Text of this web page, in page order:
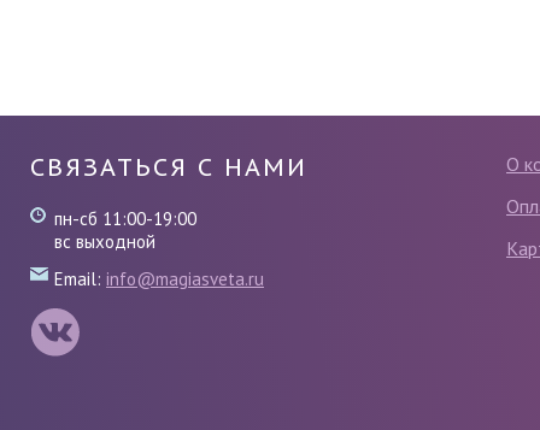
О
СВЯЗАТЬСЯ С НАМИ
пн-сб 11:00-19:00
вс выходной
Email: info@magiasveta.ru